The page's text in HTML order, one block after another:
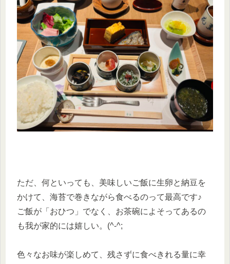
ただ、何といっても、美味しいご飯に生卵と納豆を
かけて、海苔で巻きながら食べるのって最高です♪
ご飯が「おひつ」でなく、お茶碗によそってあるの
も我が家的には嬉しい。(^-^;
色々なお味が楽しめて、残さずに食べきれる量に幸